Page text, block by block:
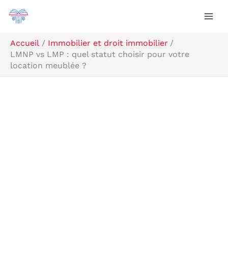
Aller
Accueil
Immobilier et droit immobilier
LMNP vs LMP : quel statut choisir pour votre
location meublée ?
Rechercher